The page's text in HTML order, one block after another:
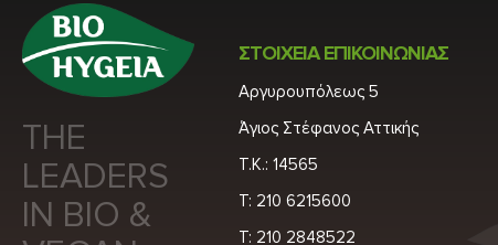
THE
LEADERS
IN BIO &
ΣΤΟΙΧΕΙΑ ΕΠΙΚΟΙΝΩΝΙΑΣ
Αργυρουπόλεως 5
Άγιος Στέφανος Αττικής
Τ.Κ.: 14565
Τ: 210 6215600
Τ: 210 2848522